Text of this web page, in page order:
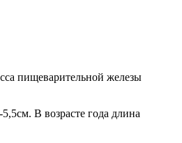
пищеварительной железы
В возрасте года длина